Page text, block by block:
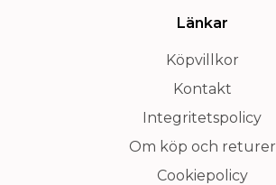
Länkar
Köpvillkor
Kontakt
Integritetspolicy
Om köp och returer
Cookiepolicy